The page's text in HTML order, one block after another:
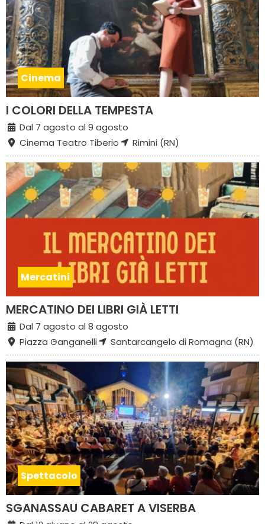
Cinema
I COLORI DELLA TEMPESTA
Dal 7 agosto al 9 agosto
Cinema Teatro Tiberio
Rimini (RN)
Mercatini
MERCATINO DEI LIBRI GIÀ LETTI
Dal 7 agosto al 8 agosto
Piazza Ganganelli
Santarcangelo di Romagna (RN)
Spettacolo
SGANASSAU CABARET A VISERBA